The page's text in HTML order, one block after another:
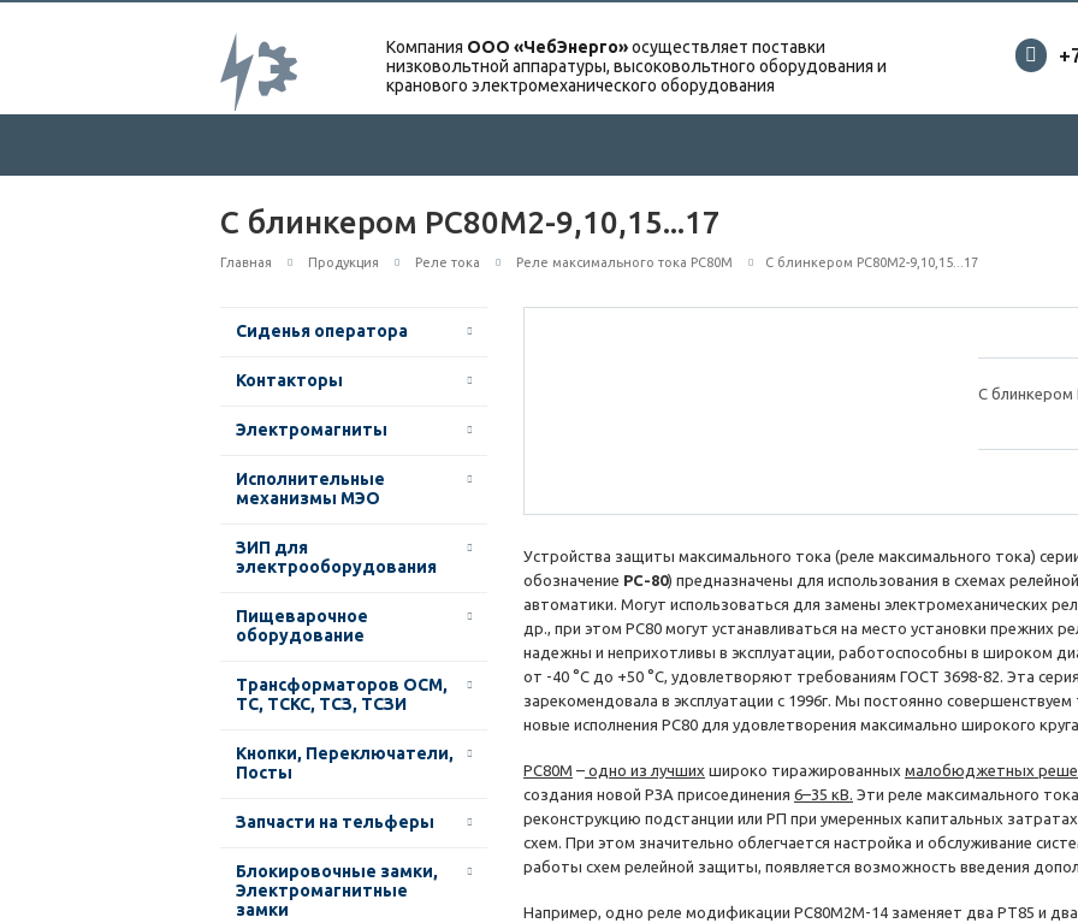
Компания ООО «ЧебЭнерго»осуществляет поставки
низковольтной аппаратуры, высоковольтного оборудования и
кранового электромеханического оборудования
С блинкером РС80М2-9,10,15...17
Главная Продукция Реле тока Реле максимального тока РС80М С блинкером РС80М2-9,10,15...17
Сиденья оператора
Контакторы
Электромагниты
Исполнительные
механизмы МЭО
ЗИП для
электрооборудования
Пищеварочное
оборудование
Трансформаторов ОСМ,
ТС, ТСКС, ТСЗ, ТСЗИ
Кнопки, Переключатели,
Посты
Запчасти на тельферы
Блокировочные замки,
Электромагнитные
замки
С блинкером
Устройства защиты максимального тока (реле максимального тока)
обозначение РС-80) предназначены для использования в схемах
автоматики. Могут использоваться для замены электромеханических
др., при этом РС80 могут устанавливаться на место установки прежних
надежны и неприхотливы в эксплуатации, работоспособны в широком
от ­-40 °С до +50 °С, удовлетворяют требованиям ГОСТ 3698-82. Эта
зарекомендовала в эксплуатации с 1996г. Мы постоянно
новые исполнения РС80 для удовлетворения максимально широкого
РС80М – одно из лучших широко тиражированных малобюджетных
создания новой РЗА присоединения 6–35 кВ. Эти реле максимального
реконструкцию подстанции или РП при умеренных капитальных
схем. При этом значительно облегчается настройка и обслуживание
работы схем релейной защиты, появляется возможность введения
Например, одно реле модификации РС80М2М-14 заменяет два РТ85 и